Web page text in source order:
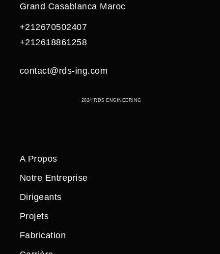
Grand Casablanca Maroc
+212670502407
+212618861258
contact@rds-ing.com
2024 RDS ENGINEERING
A Propos
Notre Entreprise
Dirigeants
Projets
Fabrication